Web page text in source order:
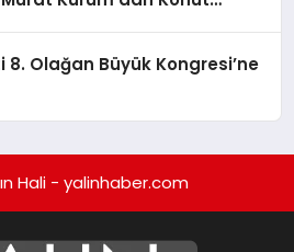
8. Olağan Büyük Kongresi’ne
Hali - yalinhaber.com